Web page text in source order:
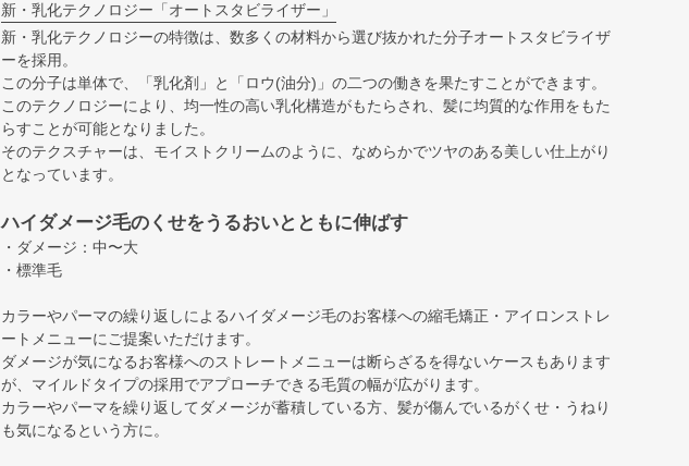
新・乳化テクノロジー「オートスタビライザー」
新・乳化テクノロジーの特徴は、数多くの材料から選び抜かれた分子オートスタビライザ
ーを採用。
この分子は単体で、「乳化剤」と「ロウ(油分)」の二つの働きを果たすことができます。
このテクノロジーにより、均一性の高い乳化構造がもたらされ、髪に均質的な作用をもた
らすことが可能となりました。
そのテクスチャーは、モイストクリームのように、なめらかでツヤのある美しい仕上がり
となっています。
ハイダメージ毛のくせをうるおいとともに伸ばす
・ダメージ：中〜大
・標準毛
カラーやパーマの繰り返しによるハイダメージ毛のお客様への縮毛矯正・アイロンストレ
ートメニューにご提案いただけます。
ダメージが気になるお客様へのストレートメニューは断らざるを得ないケースもあります
が、マイルドタイプの採用でアプローチできる毛質の幅が広がります。
カラーやパーマを繰り返してダメージが蓄積している方、髪が傷んでいるがくせ・うねり
も気になるという方に。